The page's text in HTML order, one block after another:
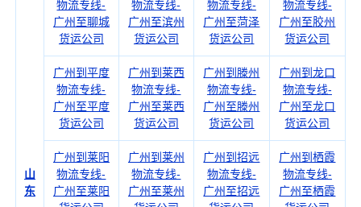
山
东
物流专线-
广州至聊城
货运公司
物流专线-
广州至滨州
货运公司
物流专线-
广州至菏泽
货运公司
物流专线-
广州至胶州
货运公司
广州到平度
物流专线-
广州至平度
货运公司
广州到莱西
物流专线-
广州至莱西
货运公司
广州到滕州
物流专线-
广州至滕州
货运公司
广州到龙口
物流专线-
广州至龙口
货运公司
广州到莱阳
物流专线-
广州至莱阳
广州到莱州
物流专线-
广州至莱州
广州到招远
物流专线-
广州至招远
广州到栖霞
物流专线-
广州至栖霞